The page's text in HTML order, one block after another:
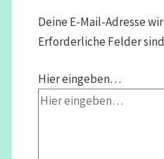
Deine E-Mail-Adresse
Erforderliche Felder
Hier eingeben…